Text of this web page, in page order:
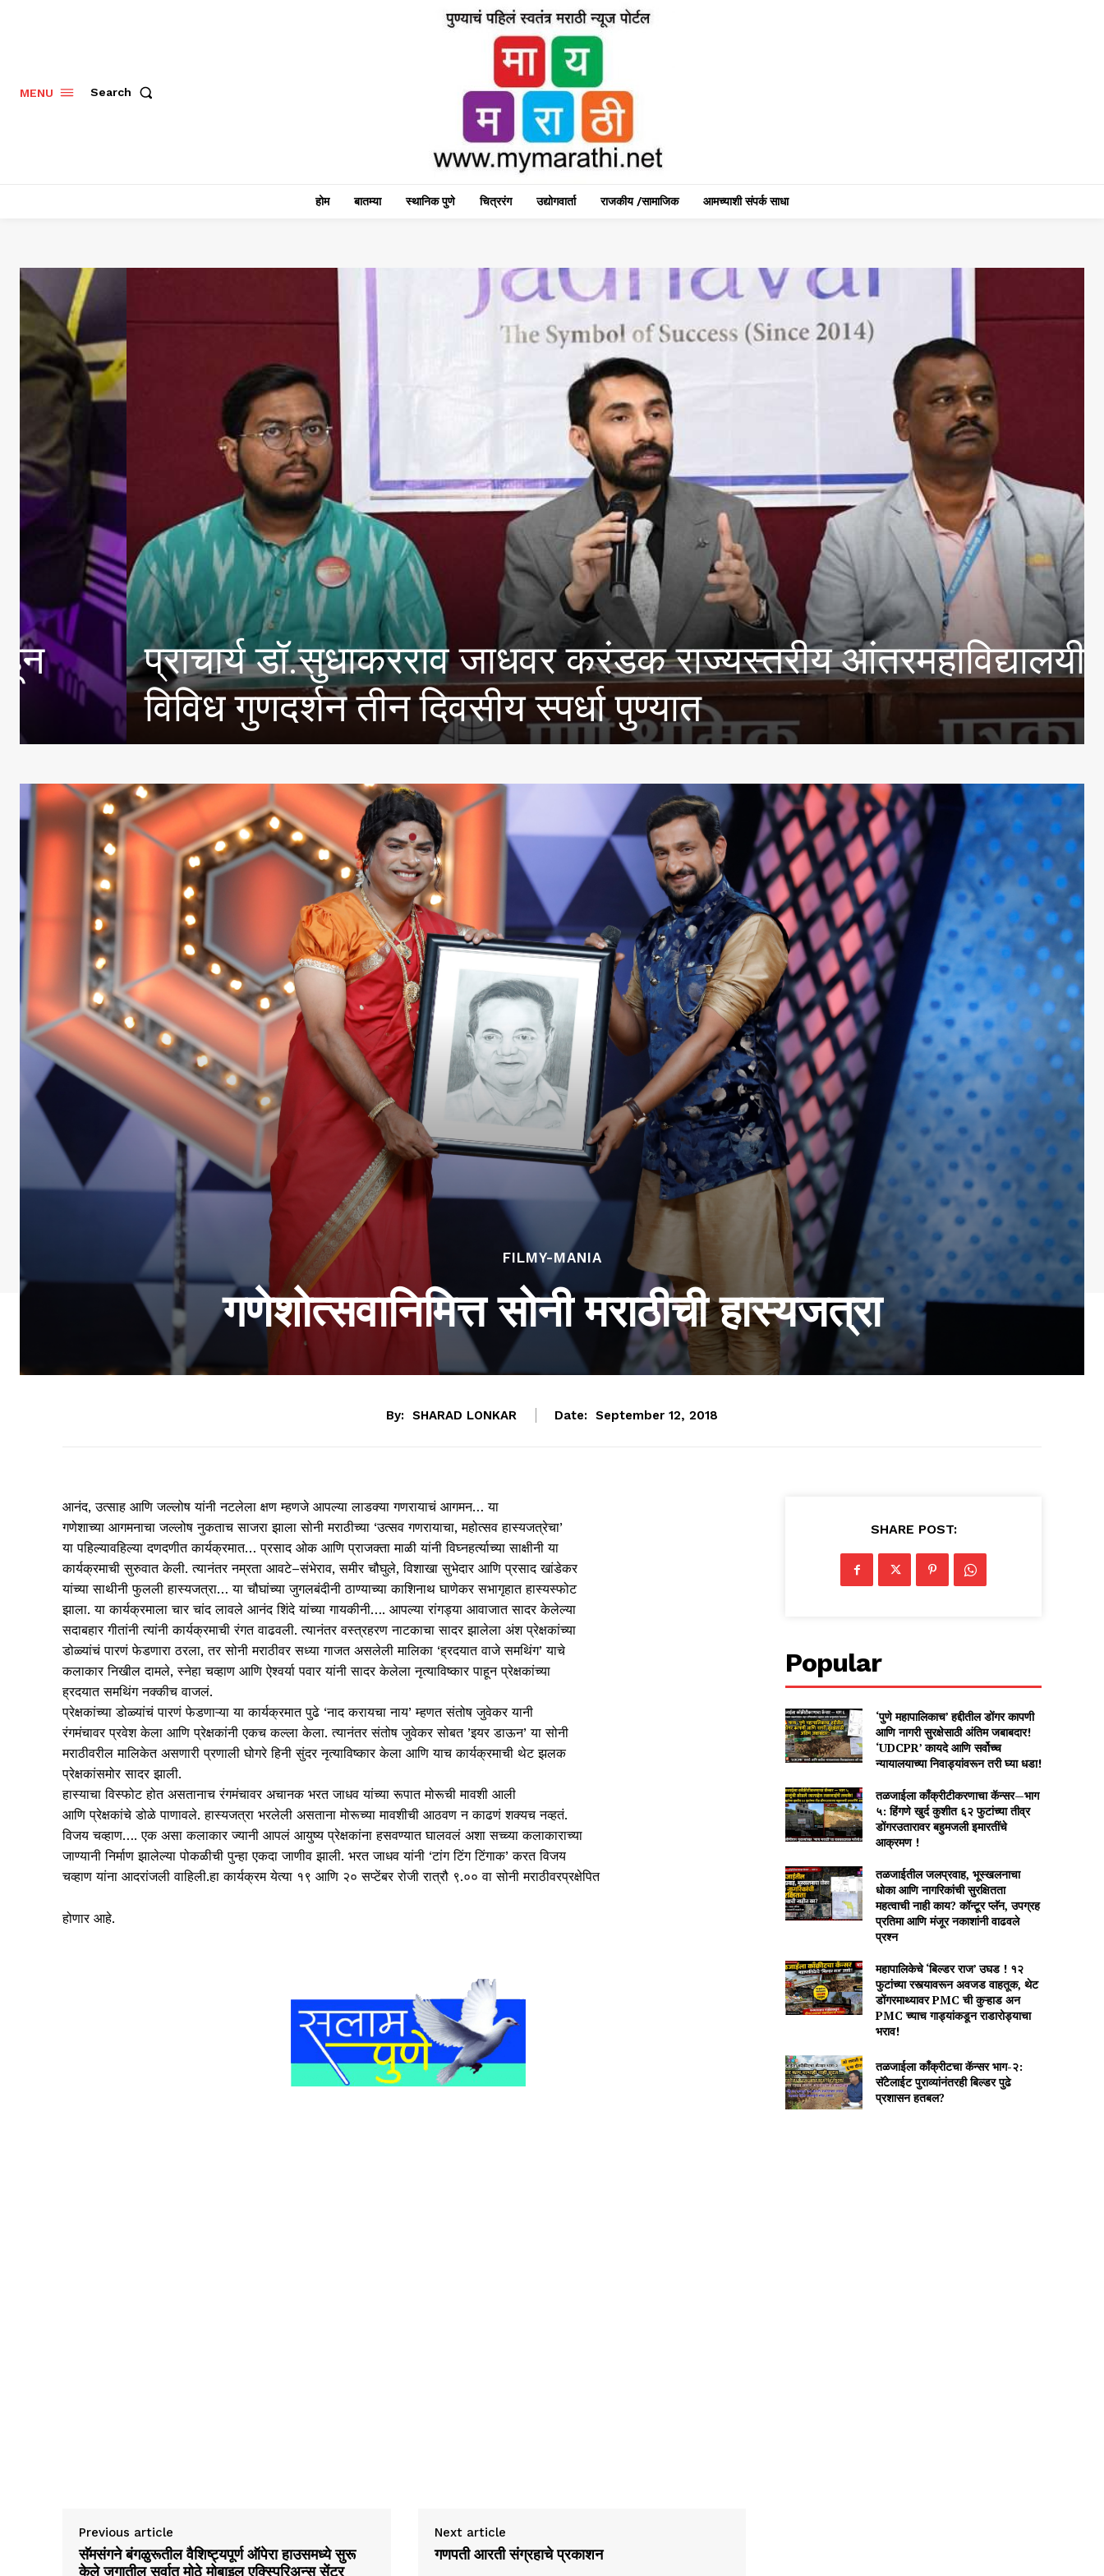
MENU Search
होम बातम्या स्थानिक पुणे चित्ररंग उद्योगवार्ता राजकीय /सामाजिक आमच्याशी संपर्क साधा
विषारी दारूप्रकरणी दत्ता लोंढेच्या टोळीवर ‘मकोका’
FILMY-MANIA
गणेशोत्सवानिमित्त सोनी मराठीची हास्यजत्रा
By: SHARAD LONKAR Date: September 12, 2018
आनंद, उत्साह आणि जल्लोष यांनी नटलेला क्षण म्हणजे आपल्या लाडक्या गणरायाचं आगमन… या
गणेशाच्या आगमनाचा जल्लोष नुकताच साजरा झाला सोनी मराठीच्या ‘उत्सव गणरायाचा, महोत्सव हास्यजत्रेचा’
या पहिल्यावहिल्या दणदणीत कार्यक्रमात… प्रसाद ओक आणि प्राजक्ता माळी यांनी विघ्नहर्त्याच्या साक्षीनी या
कार्यक्रमाची सुरुवात केली. त्यानंतर नम्रता आवटे–संभेराव, समीर चौघुले, विशाखा सुभेदार आणि प्रसाद खांडेकर
यांच्या साथीनी फुलली हास्यजत्रा… या चौघांच्या जुगलबंदीनी ठाण्याच्या काशिनाथ घाणेकर सभागृहात हास्यस्फोट
झाला. या कार्यक्रमाला चार चांद लावले आनंद शिंदे यांच्या गायकीनी…. आपल्या रांगड्या आवाजात सादर केलेल्या
सदाबहार गीतांनी त्यांनी कार्यक्रमाची रंगत वाढवली. त्यानंतर वस्त्रहरण नाटकाचा सादर झालेला अंश प्रेक्षकांच्या
डोळ्यांचं पारणं फेडणारा ठरला, तर सोनी मराठीवर सध्या गाजत असलेली मालिका ‘ह्रदयात वाजे समथिंग’ याचे
कलाकार निखील दामले, स्नेहा चव्हाण आणि ऐश्वर्या पवार यांनी सादर केलेला नृत्याविष्कार पाहून प्रेक्षकांच्या
ह्रदयात समथिंग नक्कीच वाजलं.
प्रेक्षकांच्या डोळ्यांचं पारणं फेडणाऱ्या या कार्यक्रमात पुढे ‘नाद करायचा नाय’ म्हणत संतोष जुवेकर यानी
रंगमंचावर प्रवेश केला आणि प्रेक्षकांनी एकच कल्ला केला. त्यानंतर संतोष जुवेकर सोबत ’इयर डाऊन’ या सोनी
मराठीवरील मालिकेत असणारी प्रणाली घोगरे हिनी सुंदर नृत्याविष्कार केला आणि याच कार्यक्रमाची थेट झलक
प्रेक्षकांसमोर सादर झाली.
हास्याचा विस्फोट होत असतानाच रंगमंचावर अचानक भरत जाधव यांच्या रूपात मोरूची मावशी आली
आणि प्रेक्षकांचे डोळे पाणावले. हास्यजत्रा भरलेली असताना मोरूच्या मावशीची आठवण न काढणं शक्यच नव्हतं.
विजय चव्हाण…. एक असा कलाकार ज्यानी आपलं आयुष्य प्रेक्षकांना हसवण्यात घालवलं अशा सच्च्या कलाकाराच्या
जाण्यानी निर्माण झालेल्या पोकळीची पुन्हा एकदा जाणीव झाली. भरत जाधव यांनी ‘टांग टिंग टिंगाक’ करत विजय
चव्हाण यांना आदरांजली वाहिली.हा कार्यक्रम येत्या १९ आणि २० सप्टेंबर रोजी रात्रौ ९.०० वा सोनी मराठीवरप्रक्षेपित
होणार आहे.
Previous article
सॅमसंगने बंगळुरूतील वैशिष्ट्यपूर्ण ऑपेरा हाउसमध्ये सुरू
केले जगातील सर्वात मोठे मोबाइल एक्स्पिरिअन्स सेंटर
Next article
गणपती आरती संग्रहाचे प्रकाशन
SHARE POST:
Popular
‘पुणे महापालिकाच’ हद्दीतील डोंगर कापणी
आणि नागरी सुरक्षेसाठी अंतिम जबाबदार!
‘UDCPR’ कायदे आणि सर्वोच्च
न्यायालयाच्या निवाड्यांवरून तरी घ्या धडा!
तळजाईला काँक्रीटीकरणाचा कॅन्सर—भाग
५: हिंगणे खुर्द कुशीत ६२ फुटांच्या तीव्र
डोंगरउतारावर बहुमजली इमारतींचे
आक्रमण !
तळजाईतील जलप्रवाह, भूस्खलनाचा
धोका आणि नागरिकांची सुरक्षितता
महत्वाची नाही काय? कॉन्टूर प्लॅन, उपग्रह
प्रतिमा आणि मंजूर नकाशांनी वाढवले
प्रश्न
महापालिकेचे ‘बिल्डर राज’ उघड ! १२
फुटांच्या रस्त्यावरून अवजड वाहतूक, थेट
डोंगरमाथ्यावर PMC ची कुऱ्हाड अन
PMC च्याच गाड्यांकडून राडारोड्याचा
भराव!
तळजाईला कॉंक्रीटचा कॅन्सर भाग-२:
सॅटेलाईट पुराव्यांनंतरही बिल्डर पुढे
प्रशासन हतबल?